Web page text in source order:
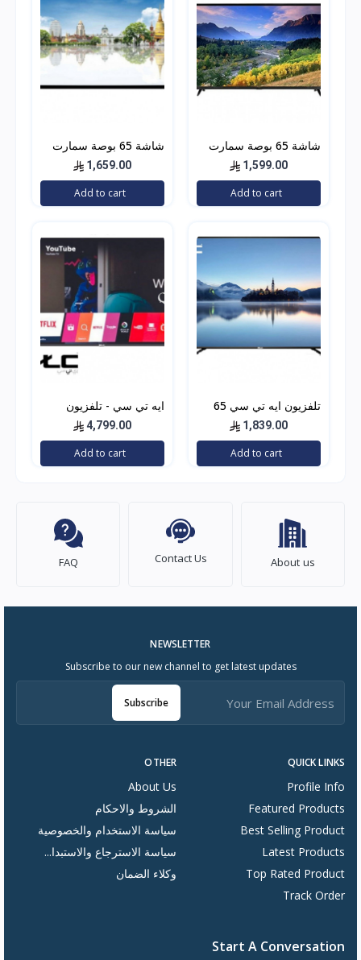
شاشة 65 بوصة سمارت
1,599.00
Add to cart
شاشة 65 بوصة سمارت
1,659.00
Add to cart
تلفزيون ايه تي سي 65
بوصه ال اي دي, سمارت,
4 كيه ألترا اتش دي ,
اندرويد, اسود ,
1,839.00
Add to cart
ايه تي سي - تلفزيون
QLED ذكي سمارت،
بشاشة مقاس 85 بوصة
بدقة 4K نظام webOS
4,799.00
Add to cart
About us
Contact Us
FAQ
QUICK LINKS
Profile Info
Featured Products
Best Selling Product
Latest Products
Top Rated Product
Track Order
OTHER
About Us
الشروط والاحكام
سياسة الاستخدام والخصوصية
سياسة الاسترجاع والاستبدا...
وكلاء الضمان
NEWSLETTER
Subscribe to our new channel to get latest updates
Subscribe
Start A Conversation